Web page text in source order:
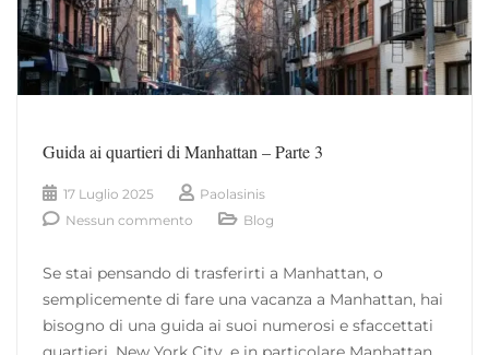
Guida ai quartieri di Manhattan – Parte 3
17 Luglio 2025
Paolasinis
Nessun commento
Blog
Se stai pensando di trasferirti a Manhattan, o
semplicemente di fare una vacanza a Manhattan, hai
bisogno di una guida ai suoi numerosi e sfaccettati